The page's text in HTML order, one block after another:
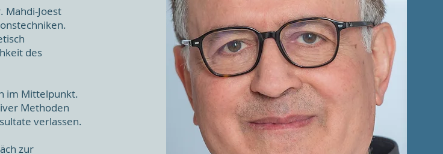
Mahdi-Joest
des
im Mittelpunkt.
Methoden
verlassen.
zur